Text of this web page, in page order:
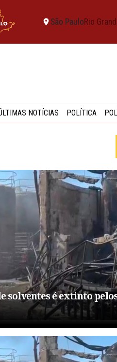
São PauloRio
NOTÍCIAS POLÍTICA
solventes é extinto